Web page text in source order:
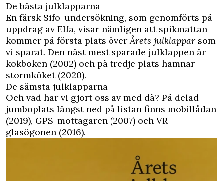
De bästa julklapparna
En färsk Sifo-undersökning, som genomförts på
uppdrag av Elfa, visar nämligen att spikmattan
kommer på första plats överÅrets julklappar som
vi sparat. Den näst mest sparade julklappen är
kokboken (2002) och på tredje plats hamnar
stormköket (2020).
De sämsta julklapparna
Och vad har vi gjort oss av med då? På delad
jumboplats längst ned på listan finns mobillådan
(2019), GPS-mottagaren (2007) och VR-
glasögonen (2016).